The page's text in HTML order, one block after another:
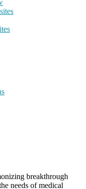
breakthrough
needs of medical